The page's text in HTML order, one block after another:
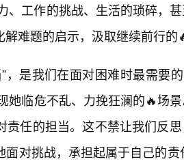
、工作的挑战、生活的琐碎，
难题的启示，汲取继续前行的
，是我们在面对困难时最需要
临危不乱、力挽狂澜的🔥场景
任的担当。这不禁让我们反
对挑战，承担起属于自己的